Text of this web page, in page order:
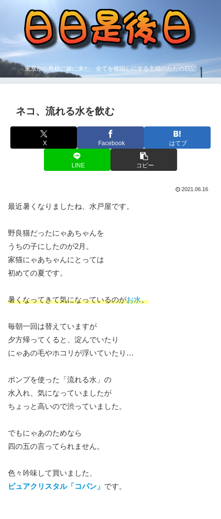
東京から島根に嫁に来た、全てを後回しにする主婦のただの日記
ネコ、流れる水を飲む
X Facebook はてブ
LINE コピー
2021.06.16
最近暑くなりましたね、水戸屋です。
野良猫だったにゃあちゃんを
うちの子にしたのが2月。
家猫にゃあちゃんにとっては
初めての夏です。
暑くなってきて気になっているのがお水。
毎朝一回は替えていますが
夕方帰ってくると、淀んでいたり
にゃあの毛やホコリが浮いていたり…
ポンプを使った「流れる水」の
水入れ、気になっていましたが
ちょっと高いので渋っていました。
でもにゃあのためなら
四の五の言ってられません。
色々吟味して買いました、
ピュアクリスタル「コパン」 です。